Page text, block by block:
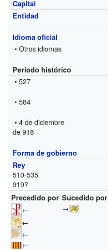
Capital
Entidad
Idioma oficial
• Otros idiomas
Período histórico
• 527
• 584
• 4 de diciembre
de 918
Forma de gobierno
Rey
510-535
919?
Precedido por Sucedido por
←
←
←
←
→